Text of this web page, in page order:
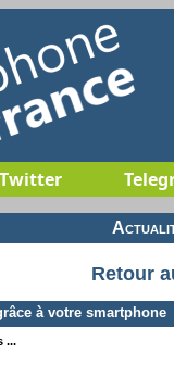
Twitter
Retour
à votre smartphone
...